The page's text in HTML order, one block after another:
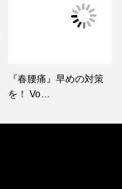
『春腰痛』早めの対策
を！ Vo…